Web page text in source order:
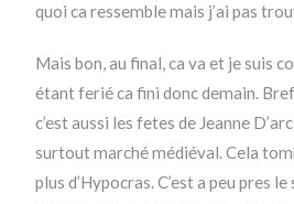
quoi ca ressemble mais j’ai pas
Mais bon, au final, ca va et je suis
étant ferié ca fini donc demain.
c’est aussi les fetes de Jeanne
surtout marché médiéval. Cela
plus d’Hypocras. C’est a peu pres